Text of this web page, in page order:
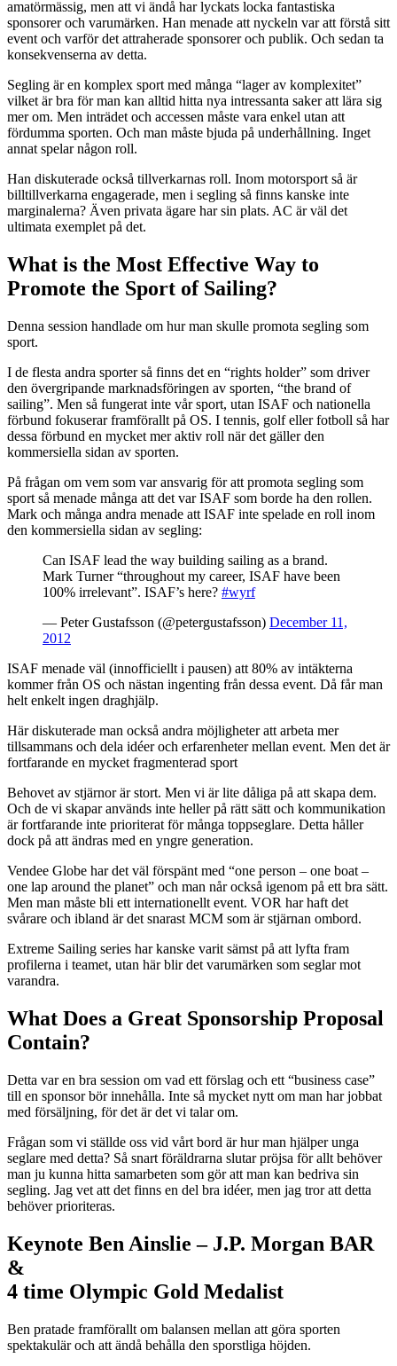
amatörmässig, men att vi ändå har lyckats locka fantastiska
sponsorer och varumärken. Han menade att nyckeln var att förstå sitt
event och varför det attraherade sponsorer och publik. Och sedan ta
konsekvenserna av detta.
Segling är en komplex sport med många “lager av komplexitet”
vilket är bra för man kan alltid hitta nya intressanta saker att lära sig
mer om. Men inträdet och accessen måste vara enkel utan att
fördumma sporten. Och man måste bjuda på underhållning. Inget
annat spelar någon roll.
Han diskuterade också tillverkarnas roll. Inom motorsport så är
billtillverkarna engagerade, men i segling så finns kanske inte
marginalerna? Även privata ägare har sin plats. AC är väl det
ultimata exemplet på det.
What is the Most Effective Way to
Promote the Sport of Sailing?
Denna session handlade om hur man skulle promota segling som
sport.
I de flesta andra sporter så finns det en “rights holder” som driver
den övergripande marknadsföringen av sporten, “the brand of
sailing”. Men så fungerat inte vår sport, utan ISAF och nationella
förbund fokuserar framförallt på OS. I tennis, golf eller fotboll så har
dessa förbund en mycket mer aktiv roll när det gäller den
kommersiella sidan av sporten.
På frågan om vem som var ansvarig för att promota segling som
sport så menade många att det var ISAF som borde ha den rollen.
Mark och många andra menade att ISAF inte spelade en roll inom
den kommersiella sidan av segling:
Can ISAF lead the way building sailing as a brand.
Mark Turner “throughout my career, ISAF have been
100% irrelevant”. ISAF’s here? #wyrf
— Peter Gustafsson (@petergustafsson) December 11,
2012
ISAF menade väl (innofficiellt i pausen) att 80% av intäkterna
kommer från OS och nästan ingenting från dessa event. Då får man
helt enkelt ingen draghjälp.
Här diskuterade man också andra möjligheter att arbeta mer
tillsammans och dela idéer och erfarenheter mellan event. Men det är
fortfarande en mycket fragmenterad sport
Behovet av stjärnor är stort. Men vi är lite dåliga på att skapa dem.
Och de vi skapar används inte heller på rätt sätt och kommunikation
är fortfarande inte prioriterat för många toppseglare. Detta håller
dock på att ändras med en yngre generation.
Vendee Globe har det väl förspänt med “one person – one boat –
one lap around the planet” och man når också igenom på ett bra sätt.
Men man måste bli ett internationellt event. VOR har haft det
svårare och ibland är det snarast MCM som är stjärnan ombord.
Extreme Sailing series har kanske varit sämst på att lyfta fram
profilerna i teamet, utan här blir det varumärken som seglar mot
varandra.
What Does a Great Sponsorship Proposal
Contain?
Detta var en bra session om vad ett förslag och ett “business case”
till en sponsor bör innehålla. Inte så mycket nytt om man har jobbat
med försäljning, för det är det vi talar om.
Frågan som vi ställde oss vid vårt bord är hur man hjälper unga
seglare med detta? Så snart föräldrarna slutar pröjsa för allt behöver
man ju kunna hitta samarbeten som gör att man kan bedriva sin
segling. Jag vet att det finns en del bra idéer, men jag tror att detta
behöver prioriteras.
Keynote Ben Ainslie – J.P. Morgan BAR
&
4 time Olympic Gold Medalist
Ben pratade framförallt om balansen mellan att göra sporten
spektakulär och att ändå behålla den sporstliga höjden.